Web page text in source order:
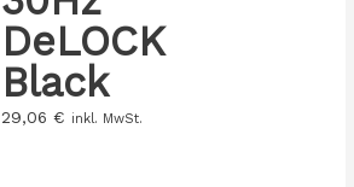
DeLOCK
Black
29,06 € inkl. MwSt.